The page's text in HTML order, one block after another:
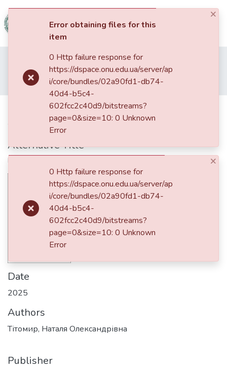
Communities
Collections
All of DSpace
01. Кваліфікаційні випускні роботи здобувачів вищої освіти
Факультет психології та соціальної роботи
Бакалаври ФПСР
Психічне здоров'я українців в умовах військового конфлікту
Психічне здоров'я українців в
умовах військового конфлікту
Alternative Title
Mental health of Ukrainians in the conditions of military conflict
Date
2025
Authors
Тітомир, Наталя Олександрівна
Publisher
×
Error obtaining files for this
item
0 Http failure response for
https://dspace.onu.edu.ua/server/ap
i/core/bundles/02a90fd1-db74-
40d4-b5c4-
602fcc2c40d9/bitstreams?
page=0&size=10: 0 Unknown
Error
×
0 Http failure response for
https://dspace.onu.edu.ua/server/ap
i/core/bundles/02a90fd1-db74-
40d4-b5c4-
602fcc2c40d9/bitstreams?
page=0&size=10: 0 Unknown
Error